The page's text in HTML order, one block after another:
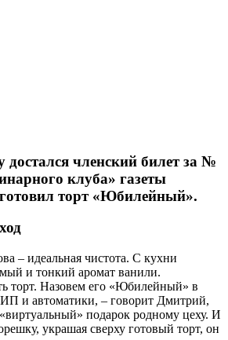
членский билет за №
клуба» газеты
торт «Юбилейный».
– идеальная чистота. С кухни
и тонкий аромат ванили.
торт. Назовем его «Юбилейный» в
и автоматики, – говорит Дмитрий,
«виртуальный» подарок родному цеху. И
украшая сверху готовый торт, он